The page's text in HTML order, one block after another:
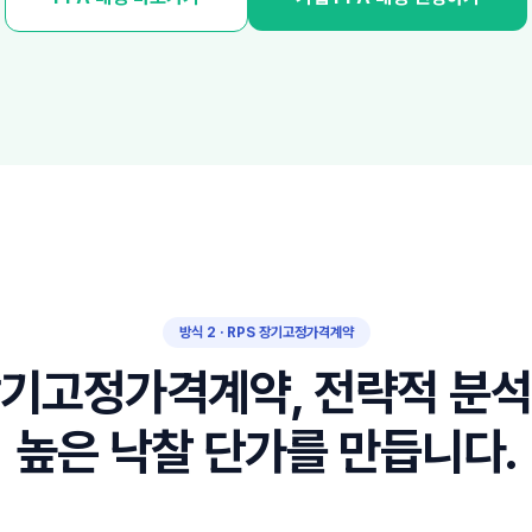
방식 2 · RPS 장기고정가격계약
고정가격계약, 전략적 분
높은 낙찰 단가를 만듭니다.